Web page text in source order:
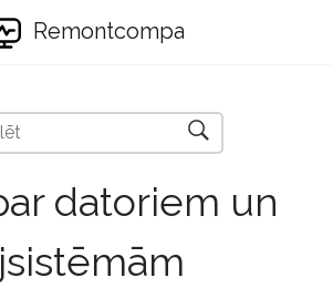
Remontcompa
datoriem un